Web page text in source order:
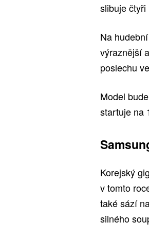
slibuje
Na
výraznější
poslechu
Model
startuje na
Korejský
v tomto
také sází
silného